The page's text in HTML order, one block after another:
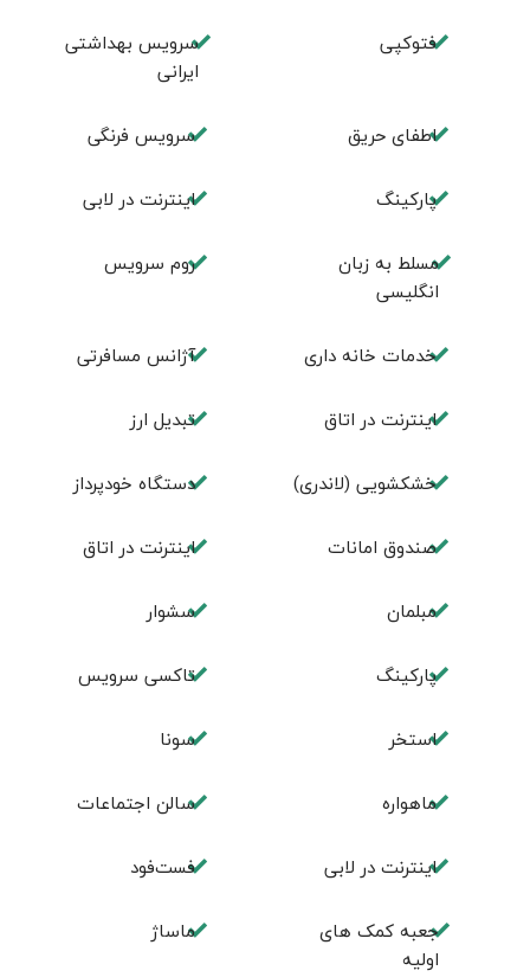
فتوکپی
سرویس بهداشتی
ایرانی
اطفای حریق سرویس فرنگی
پاركينگ اينترنت در لابی
مسلط به زبان
انگليسی
روم سرويس
خدمات خانه داری آژانس مسافرتی
اينترنت در اتاق تبديل ارز
خشکشویی (لاندری) دستگاه خودپرداز
صندوق امانات اینترنت در اتاق
مبلمان سشوار
پارکینگ تاکسی سرویس
استخر سونا
ماهواره سالن اجتماعات
اینترنت در لابی فست‌فود
جعبه کمک های
اولیه
ماساژ